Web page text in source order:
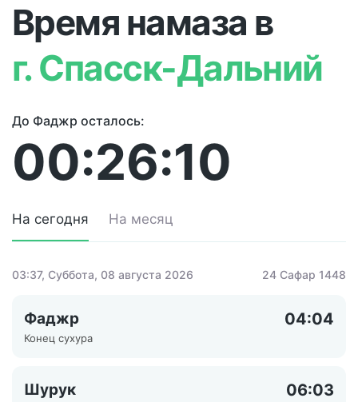
Время намаза в
г. Спасск-Дальний
До Фаджр осталось:
00:26:10
На сегодня На месяц
03:37, Суббота, 08 августа 2026 24 Сафар 1448
Фаджр 04:04
Конец сухура
Шурук 06:03